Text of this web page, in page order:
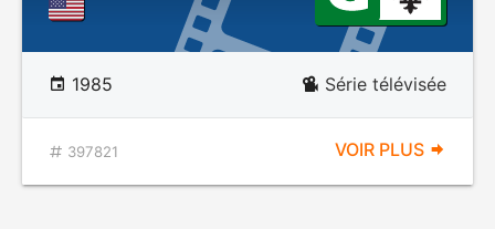
1985 Série télévisée
397821 VOIR PLUS